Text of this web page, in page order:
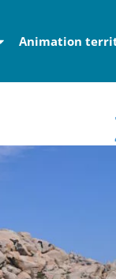
Animation